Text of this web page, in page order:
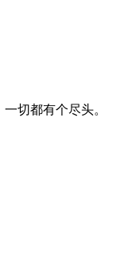
切都有个尽头。